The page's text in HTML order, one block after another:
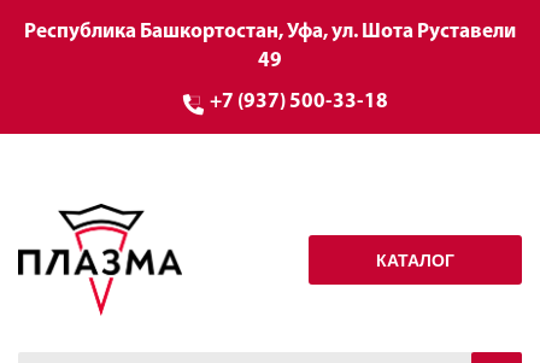
Республика Башкортостан, Уфа, ул. Шота Руставели
49
+7 (937) 500-33-18
КАТАЛОГ